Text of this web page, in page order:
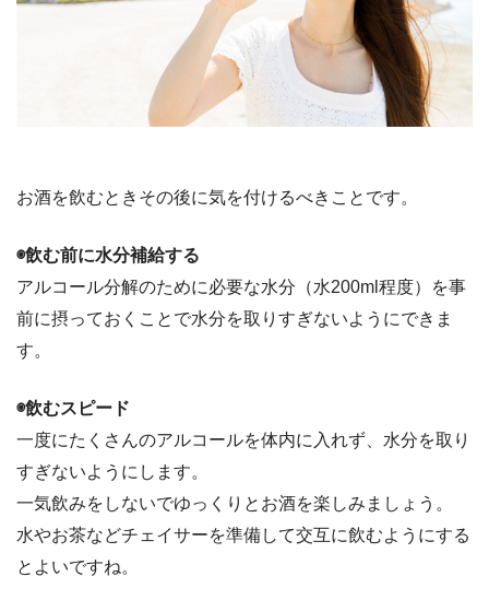
お酒を飲むときその後に気を付けるべきことです。
◉飲む前に水分補給する
アルコール分解のために必要な水分（水200ml程度）を事
前に摂っておくことで水分を取りすぎないようにできま
す。
◉飲むスピード
一度にたくさんのアルコールを体内に入れず、水分を取り
すぎないようにします。
一気飲みをしないでゆっくりとお酒を楽しみましょう。
水やお茶などチェイサーを準備して交互に飲むようにする
とよいですね。